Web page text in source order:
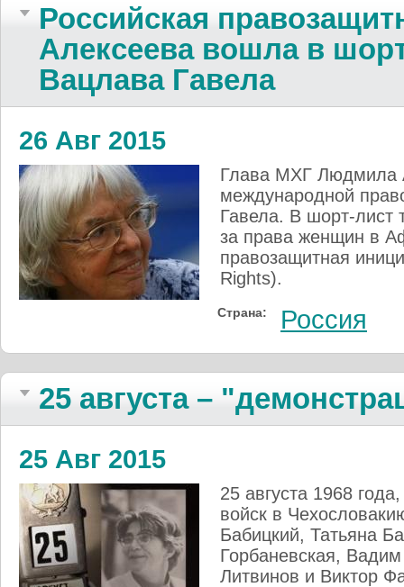
Российская
Алексеева вошла в
Вацлава Гавела
26 Авг 2015
Глава МХГ Людмила
международной
Гавела. В шорт-лист
за права женщин в
правозащитная
Rights).
Страна: Россия
25 августа –
25 Авг 2015
25 августа 1968
войск в
Бабицкий, Татьяна
Горбаневская,
Литвинов и Виктор